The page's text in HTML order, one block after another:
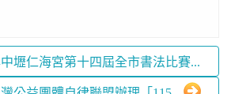
壢仁海宮第十四屆全市書法比賽...